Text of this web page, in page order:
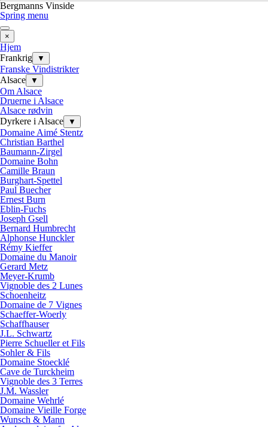
Bergmanns Vinside
Spring menu
×
Hjem
Frankrig
▼
Franske Vindistrikter
Alsace
▼
Om Alsace
Druerne i Alsace
Alsace rødvin
Dyrkere i Alsace
▼
Domaine Aimé Stentz
Christian Barthel
Baumann-Zirgel
Domaine Bohn
Camille Braun
Burghart-Spettel
Paul Buecher
Ernest Burn
Eblin-Fuchs
Joseph Gsell
Bernard Humbrecht
Alphonse Hunckler
Rémy Kieffer
Domaine du Manoir
Gerard Metz
Meyer-Krumb
Vignoble des 2 Lunes
Schoenheitz
Domaine de 7 Vignes
Schaeffer-Woerly
Schaffhauser
J.L. Schwartz
Pierre Schueller et Fils
Sohler & Fils
Domaine Stoecklé
Cave de Turckheim
Vignoble des 3 Terres
J.M. Wassler
Domaine Wehrlé
Domaine Vieille Forge
Wunsch & Mann